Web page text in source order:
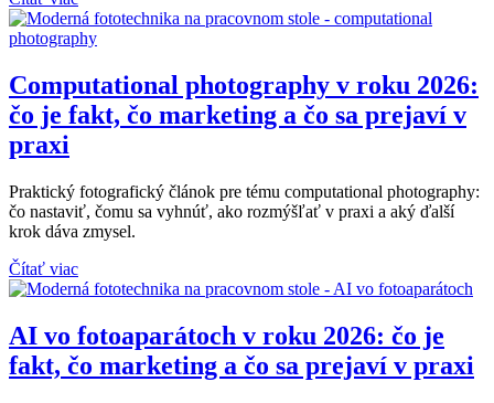
Computational photography v roku 2026:
čo je fakt, čo marketing a čo sa prejaví v
praxi
Praktický fotografický článok pre tému computational photography:
čo nastaviť, čomu sa vyhnúť, ako rozmýšľať v praxi a aký ďalší
krok dáva zmysel.
Čítať viac
AI vo fotoaparátoch v roku 2026: čo je
fakt, čo marketing a čo sa prejaví v praxi